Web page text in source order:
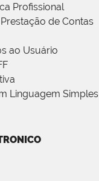
Profissional
de Contas
ao Usuário
Linguagem Simples